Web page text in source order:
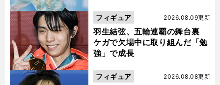
羽生結弦、五輪連覇の舞台裏
ケガで欠場中に取り組んだ「勉
強」で成長
2026.08.09更新
フィギュア
2026.08.08更新
フィギュア